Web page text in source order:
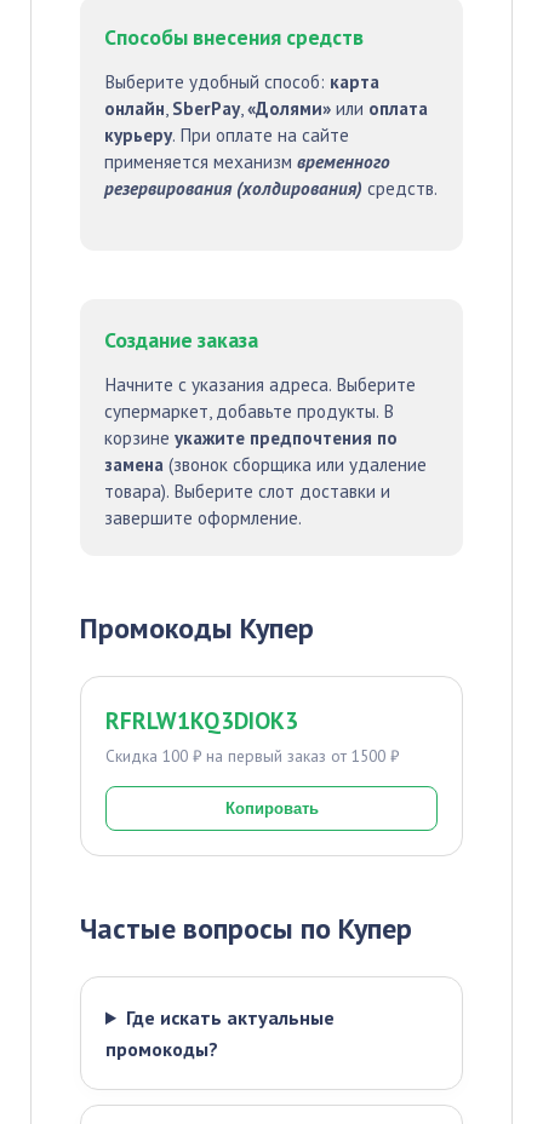
Способы внесения средств
Выберите удобный способ: карта
онлайн, SberPay,«Долями» или оплата
курьеру. При оплате на сайте
применяется механизм временного
резервирования (холдирования) средств.
Создание заказа
Начните с указания адреса. Выберите
супермаркет, добавьте продукты. В
корзине укажите предпочтения по
замена (звонок сборщика или удаление
товара). Выберите слот доставки и
завершите оформление.
Промокоды Купер
RFRLW1KQ3DIOK3
Скидка 100 ₽ на первый заказ от 1500 ₽
Копировать
Частые вопросы по Купер
Где искать актуальные
промокоды?